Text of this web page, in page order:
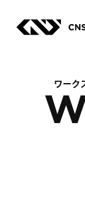
ワーク